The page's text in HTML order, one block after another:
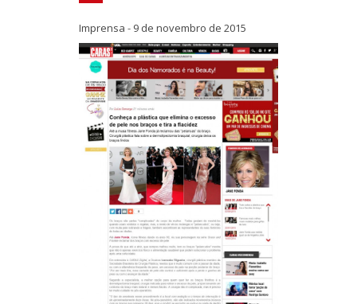
Imprensa - 9 de novembro de 2015